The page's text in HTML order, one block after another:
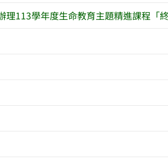
理113學年度生命教育主題精進課程「